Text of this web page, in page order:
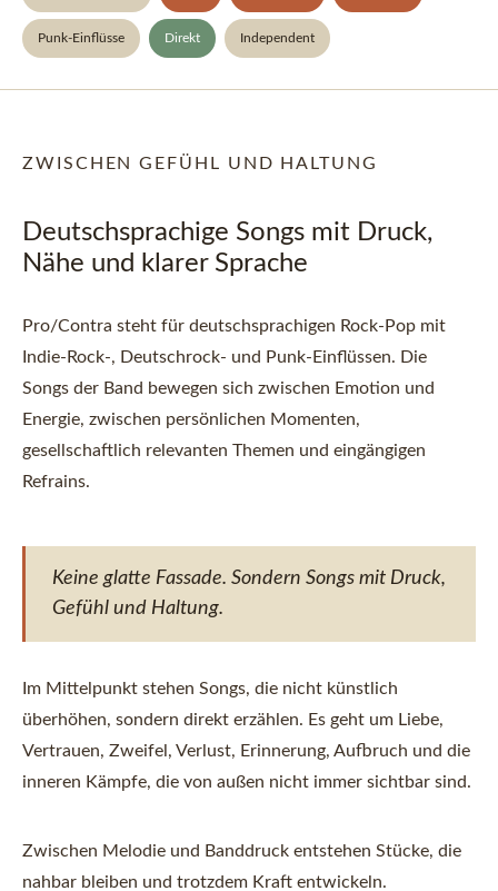
Punk-Einflüsse Direkt Independent
ZWISCHEN GEFÜHL UND HALTUNG
Deutschsprachige Songs mit Druck,
Nähe und klarer Sprache
Pro/Contra steht für deutschsprachigen Rock-Pop mit
Indie-Rock-, Deutschrock- und Punk-Einflüssen. Die
Songs der Band bewegen sich zwischen Emotion und
Energie, zwischen persönlichen Momenten,
gesellschaftlich relevanten Themen und eingängigen
Refrains.
Keine glatte Fassade. Sondern Songs mit Druck,
Gefühl und Haltung.
Im Mittelpunkt stehen Songs, die nicht künstlich
überhöhen, sondern direkt erzählen. Es geht um Liebe,
Vertrauen, Zweifel, Verlust, Erinnerung, Aufbruch und die
inneren Kämpfe, die von außen nicht immer sichtbar sind.
Zwischen Melodie und Banddruck entstehen Stücke, die
nahbar bleiben und trotzdem Kraft entwickeln.